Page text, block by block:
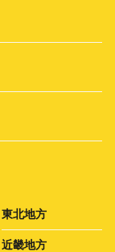
東北地方
近畿地方